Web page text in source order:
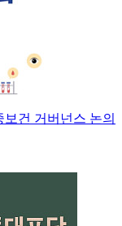
건 거버넌스 논의